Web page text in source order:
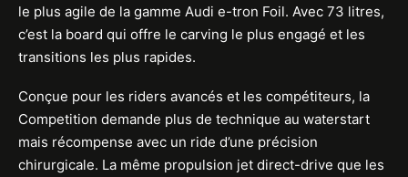
le plus agile de la gamme Audi e-tron Foil. Avec 73 litres,
c’est la board qui offre le carving le plus engagé et les
transitions les plus rapides.
Conçue pour les riders avancés et les compétiteurs, la
Competition demande plus de technique au waterstart
mais récompense avec un ride d’une précision
chirurgicale. La même propulsion jet direct-drive que les